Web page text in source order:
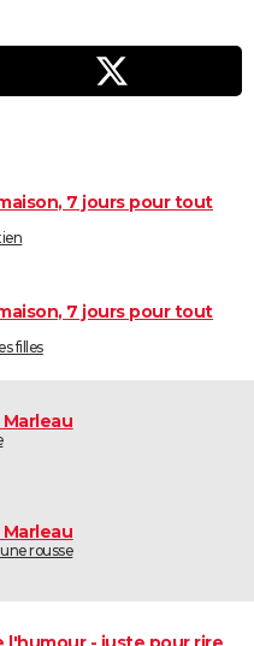
7 jours pour tout
7 jours pour tout
filles
rousse